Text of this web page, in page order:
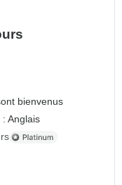
bienvenus
Anglais